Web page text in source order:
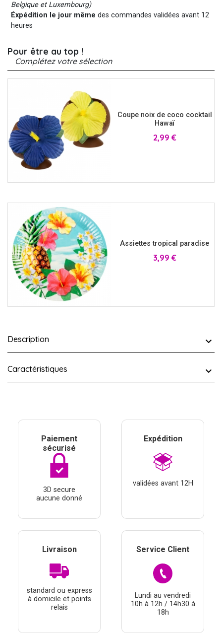
Belgique et Luxembourg)
Éxpédition le jour même des commandes validées avant 12
heures
Pour être au top !
Complétez votre sélection
Coupe noix de coco cocktail
Hawaï
Prix
2,99 €
Assiettes tropical paradise
Prix
3,99 €
Description
Caractéristiques
Paiement
sécurisé
3D secure
aucune donné
Expédition
validées avant 12H
Livraison
standard ou express
à domicile et points
relais
Service Client
Lundi au vendredi
10h à 12h / 14h30 à
18h